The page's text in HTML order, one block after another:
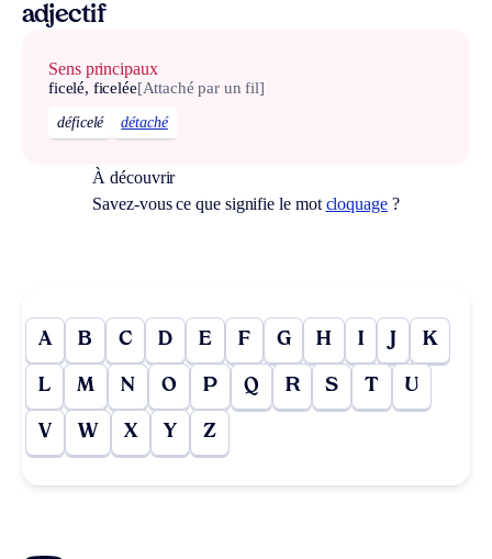
adjectif
Sens principaux
ficelé, ficelée[Attaché par un fil]
déficelé détaché
À découvrir
Savez-vous ce que signifie le mot cloquage?
A B C D E F G H I J K
L M N O P Q R S T U
V W X Y Z